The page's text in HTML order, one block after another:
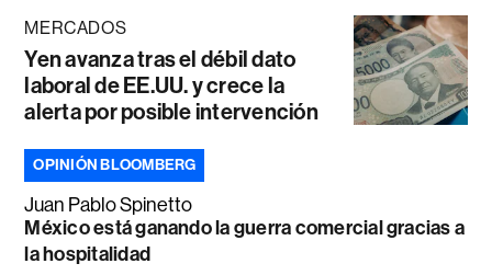
MERCADOS
Yen avanza tras el débil dato
laboral de EE.UU. y crece la
alerta por posible intervención
OPINIÓN BLOOMBERG
Juan Pablo Spinetto
México está ganando la guerra comercial gracias a
la hospitalidad